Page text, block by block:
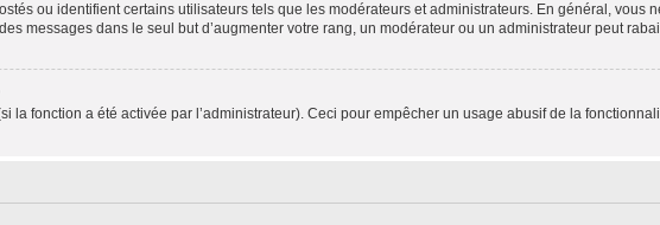
ou identifient certains utilisateurs tels que les modérateurs et administrateurs. En général, vous
messages dans le seul but d’augmenter votre rang, un modérateur ou un administrateur peut
fonction a été activée par l’administrateur). Ceci pour empêcher un usage abusif de la